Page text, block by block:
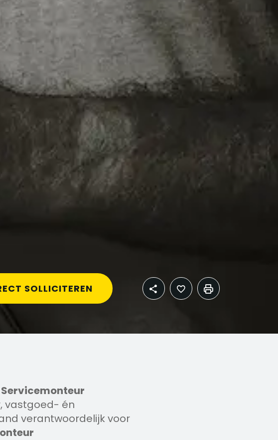
SOLLICITEREN
Servicemonteur
vastgoed- én
verantwoordelijk voor